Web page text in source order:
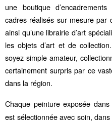
une boutique
cadres réalisés sur mesure par
ainsi qu’une librairie d’art
les objets d’art et de
soyez simple amateur,
certainement surpris par ce
dans la région.
Chaque peinture exposée dans
est sélectionnée avec soin,